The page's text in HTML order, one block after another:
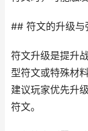
## 符文的升级与
符文升级是提升
型符文或特殊材
建议玩家优先升
符文。